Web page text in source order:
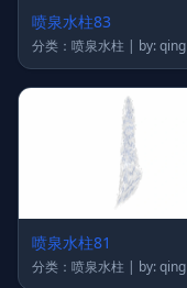
喷泉水柱83
分类：喷泉水柱 | by: qing
喷泉水柱81
分类：喷泉水柱 | by: qing